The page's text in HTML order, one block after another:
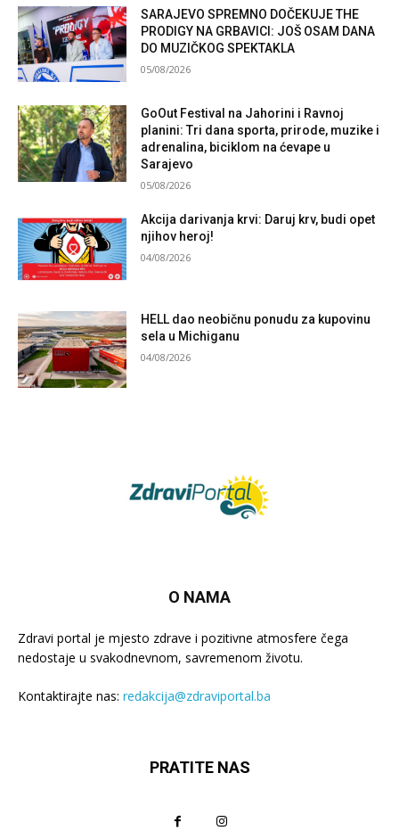
SARAJEVO SPREMNO DOČEKUJE THE
PRODIGY NA GRBAVICI: JOŠ OSAM DANA
DO MUZIČKOG SPEKTAKLA
05/08/2026
GoOut Festival na Jahorini i Ravnoj
planini: Tri dana sporta, prirode, muzike i
adrenalina, biciklom na ćevape u
Sarajevo
05/08/2026
Akcija darivanja krvi: Daruj krv, budi opet
njihov heroj!
04/08/2026
HELL dao neobičnu ponudu za kupovinu
sela u Michiganu
04/08/2026
O NAMA
Zdravi portal je mjesto zdrave i pozitivne atmosfere čega
nedostaje u svakodnevnom, savremenom životu.
Kontaktirajte nas: redakcija@zdraviportal.ba
PRATITE NAS